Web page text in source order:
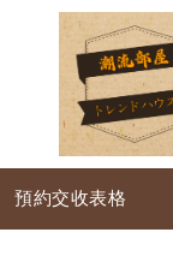
預約交收表格